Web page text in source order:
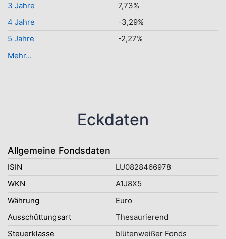
3 Jahre
7,73%
4 Jahre
-3,29%
5 Jahre
-2,27%
Mehr...
Eckdaten
Allgemeine Fondsdaten
ISIN
LU0828466978
WKN
A1J8X5
Währung
Euro
Ausschüttungsart
Thesaurierend
Steuerklasse
blütenweißer Fonds